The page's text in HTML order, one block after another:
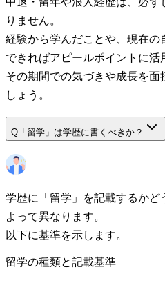
りません。
経験から学んだことや、現在の
できればアピールポイントに活
その期間での気づきや成長を面
しょう。
Q 「留学」は学歴に書くべきか？
学歴に「留学」を記載するかど
よって異なります。
以下に基準を示します。
留学の種類と記載基準